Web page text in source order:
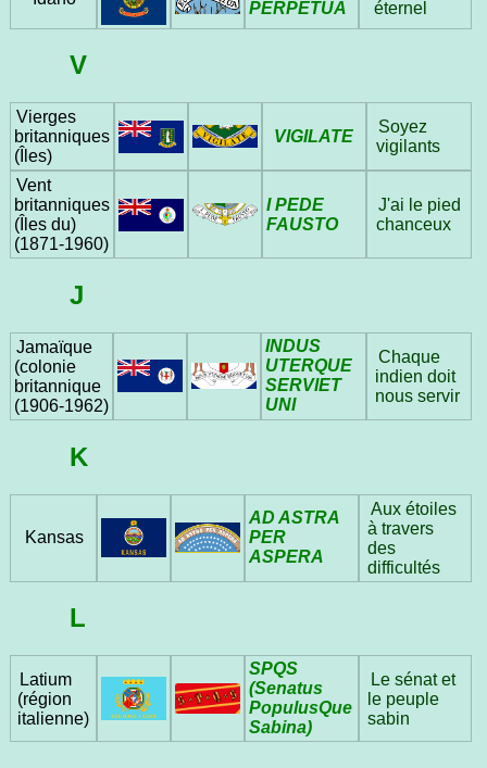
PERPETUA
éternel
V
Vierges
britanniques
(Îles)
VIGILATE
Soyez
vigilants
Vent
britanniques
(Îles du)
(1871‑1960)
I PEDE
FAUSTO
J'ai le pied
chanceux
J
Jamaïque
(colonie
britannique
(1906‑1962)
INDUS
UTERQUE
SERVIET
UNI
Chaque
indien doit
nous servir
K
Kansas
AD ASTRA
PER
ASPERA
Aux étoiles
à travers
des
difficultés
L
Latium
(région
italienne)
SPQS
(Senatus
PopulusQue
Sabina)
Le sénat et
le peuple
sabin